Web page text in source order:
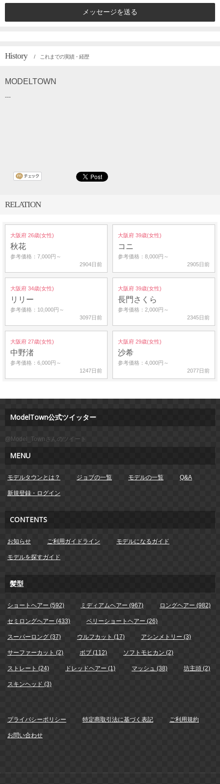
メッセージを送る
History / これまでの実績・経歴
MODELTOWN
---
RELATION
大阪府 26歳(女性)
秋花
参考価格：7,000円～
2904日前
大阪府 39歳(女性)
コニ
参考価格：8,000円～
2905日前
大阪府 34歳(女性)
リリー
参考価格：10,000円～
3097日前
大阪府 39歳(女性)
長門さくら
参考価格：2,000円～
2345日前
大阪府 27歳(女性)
中野渚
参考価格：6,000円～
1247日前
大阪府 29歳(女性)
沙希
参考価格：4,000円～
2077日前
ModelTown公式ツイッター
@Model_Townさんのツイート
MENU
モデルタウンとは？ ジョブの一覧 モデルの一覧 Q&A
新規登録・ログイン
CONTENTS
お知らせ ご利用ガイドライン モデルになるガイド
モデルを探すガイド
髪型
ショートヘアー (592) ミディアムヘアー (967) ロングヘアー (982)
セミロングヘアー (433) ベリーショートヘアー (26)
スーパーロング (37) ウルフカット (17) アシンメトリー (3)
サーファーカット (2) ボブ (112) ソフトモヒカン (2)
ストレート (24) ドレッドヘアー (1) マッシュ (38) 坊主頭 (2)
スキンヘッド (3)
プライバシーポリシー 特定商取引法に基づく表記 ご利用規約
お問い合わせ